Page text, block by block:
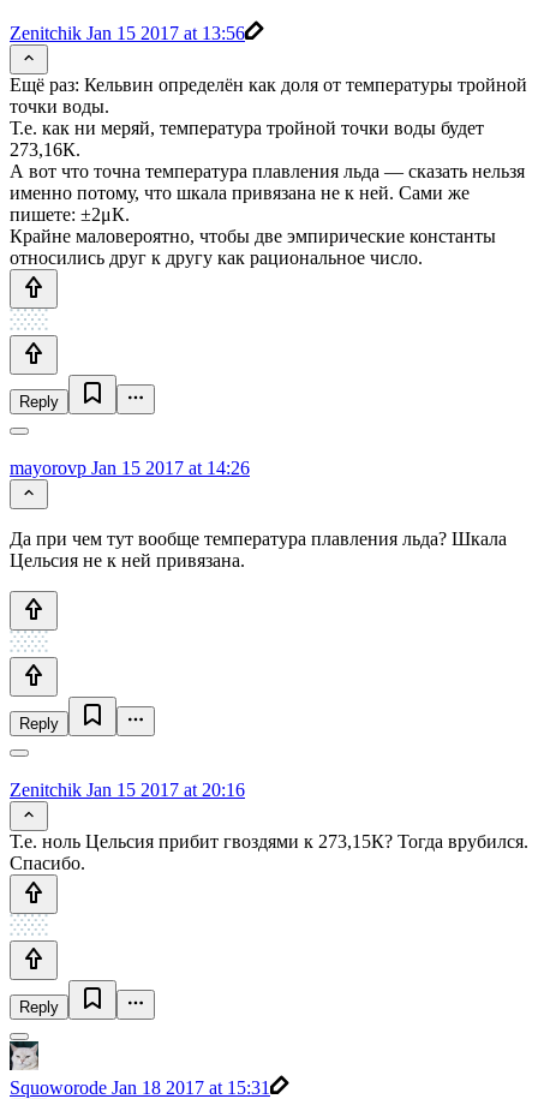
Zenitchik Jan 15 2017 at 13:56
Ещё раз: Кельвин определён как доля от температуры тройной
точки воды.
Т.е. как ни меряй, температура тройной точки воды будет
273,16К.
А вот что точна температура плавления льда — сказать нельзя
именно потому, что шкала привязана не к ней. Сами же
пишете: ±2μК.
Крайне маловероятно, чтобы две эмпирические константы
относились друг к другу как рациональное число.
Reply
mayorovp Jan 15 2017 at 14:26
Да при чем тут вообще температура плавления льда? Шкала
Цельсия не к ней привязана.
Reply
Zenitchik Jan 15 2017 at 20:16
Т.е. ноль Цельсия прибит гвоздями к 273,15К? Тогда врубился.
Спасибо.
Reply
Squoworode Jan 18 2017 at 15:31